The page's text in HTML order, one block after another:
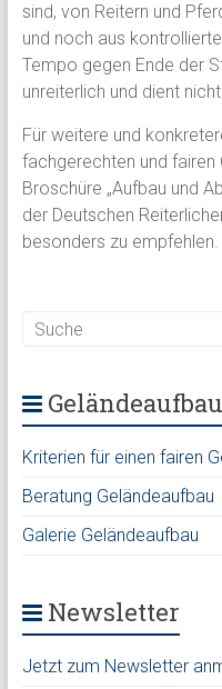
sind, von Reitern und
und noch aus
Tempo gegen Ende der
unreiterlich und dient
Für weitere und
fachgerechten und
Broschüre „Aufbau und
der Deutschen
besonders zu empfehlen.
Geländeaufbau
Kriterien für einen fairen
Beratung Geländeaufbau
Galerie Geländeaufbau
Newsletter
Jetzt zum Newsletter